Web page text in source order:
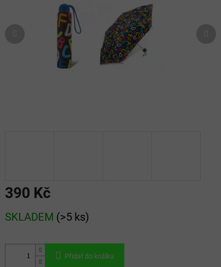
390 Kč
cena:
SKLADEM (>5 ks)
Přidat do košíku